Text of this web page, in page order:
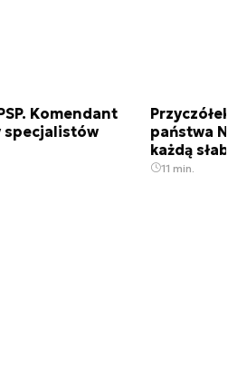
Komendant
specjalistów
państwa
każdą
11 min.